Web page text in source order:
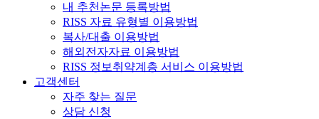
내 추천논문 등록방법
RISS 자료 유형별 이용방법
복사/대출 이용방법
해외전자자료 이용방법
RISS 정보취약계층 서비스 이용방법
고객센터
자주 찾는 질문
상담 신청